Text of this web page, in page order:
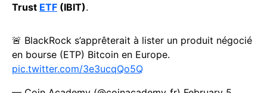
Trust ETF (IBIT).
🚨 BlackRock s’apprêterait à lister un produit négocié
en bourse (ETP) Bitcoin en Europe.
pic.twitter.com/3e3ucqQo5Q